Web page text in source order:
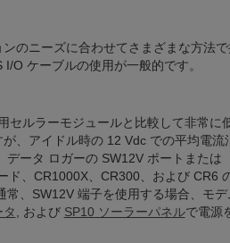
のニーズに合わせてさまざまな方法で
O ケーブルの使用が一般的です。
セルラーモジュールと比較して非常に
、アイドル時の 12 Vdc での平均電流
データ ロガーの SW12V ポートまたは
ド、CR1000X、CR300、および CR6
常、SW12V 端子を使用する場合、モデ
, および SP10 ソーラーパネルで電源